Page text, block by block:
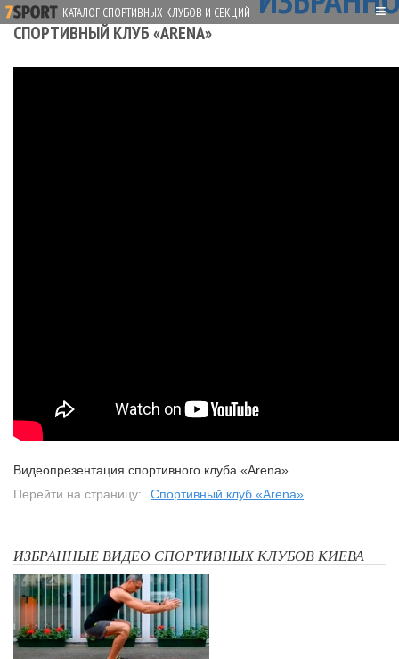
КАТАЛОГ СПОРТИВНЫХ КЛУБОВ И СЕКЦИЙ ≡
СПОРТИВНЫЙ КЛУБ «ARENA»
Видеопрезентация спортивного клуба «Arena».
Перейти на страницу:
Спортивный клуб «Arena»
ИЗБРАННЫЕ ВИДЕО СПОРТИВНЫХ КЛУБОВ КИЕВА